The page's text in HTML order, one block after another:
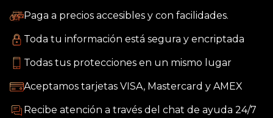
Paga a precios accesibles y con facilidades.
Toda tu información está segura y encriptada
Todas tus protecciones en un mismo lugar
Aceptamos tarjetas VISA, Mastercard y AMEX
Recibe atención a través del chat de ayuda 24/7